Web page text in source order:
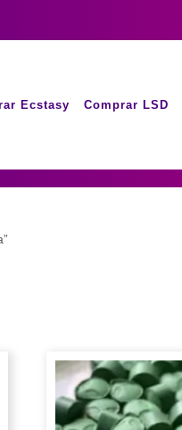
Ecstasy Comprar LSD